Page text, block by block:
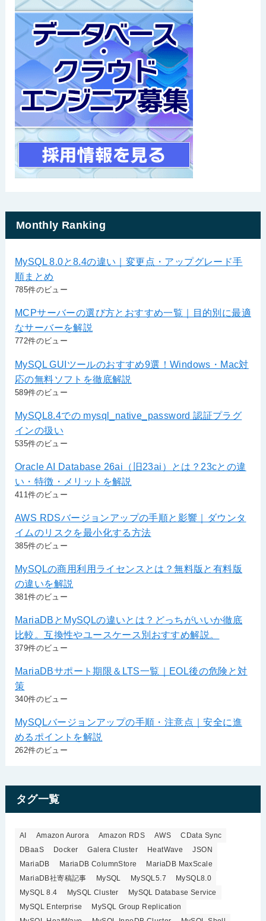
Monthly Ranking
MySQL 8.0と8.4の違い｜変更点・アップグレード手
順まとめ
785件のビュー
MCPサーバーの選び方とおすすめ一覧｜目的別に最適
なサーバーを解説
772件のビュー
MySQL GUIツールのおすすめ9選！Windows・Mac対
応の無料ソフトを徹底解説
589件のビュー
MySQL8.4での mysql_native_password 認証プラグ
インの扱い
535件のビュー
Oracle AI Database 26ai（旧23ai）とは？23cとの違
い・特徴・メリットを解説
411件のビュー
AWS RDSバージョンアップの手順と影響｜ダウンタ
イムのリスクを最小化する方法
385件のビュー
MySQLの商用利用ライセンスとは？無料版と有料版
の違いを解説
381件のビュー
MariaDBとMySQLの違いとは？どっちがいいか徹底
比較。互換性やユースケース別おすすめ解説。
379件のビュー
MariaDBサポート期限＆LTS一覧｜EOL後の危険と対
策
340件のビュー
MySQLバージョンアップの手順・注意点｜安全に進
めるポイントを解説
262件のビュー
タグ一覧
AI Amazon Aurora Amazon RDS AWS
CData Sync
DBaaS
Docker Galera Cluster HeatWave
JSON
MariaDB
MariaDB ColumnStore
MariaDB MaxScale
MariaDB社寄稿記事
MySQL MySQL5.7
MySQL8.0
MySQL 8.4
MySQL Cluster
MySQL Database Service
MySQL Enterprise
MySQL Group Replication